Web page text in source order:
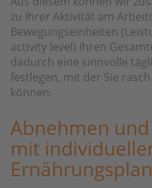
zu Ihrer Aktivität am
Bewegungseinheiten
activity level) Ihren
dadurch eine sinnvolle
festlegen, mit der Sie
können.
Abnehmen
mit
Ernährungsplan